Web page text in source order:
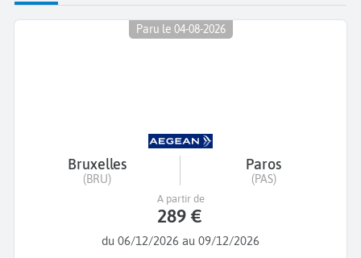
Paru le 04-08-2026
Bruxelles
(BRU)
Paros
(PAS)
du 06/12/2026 au 09/12/2026
A partir de
289 €